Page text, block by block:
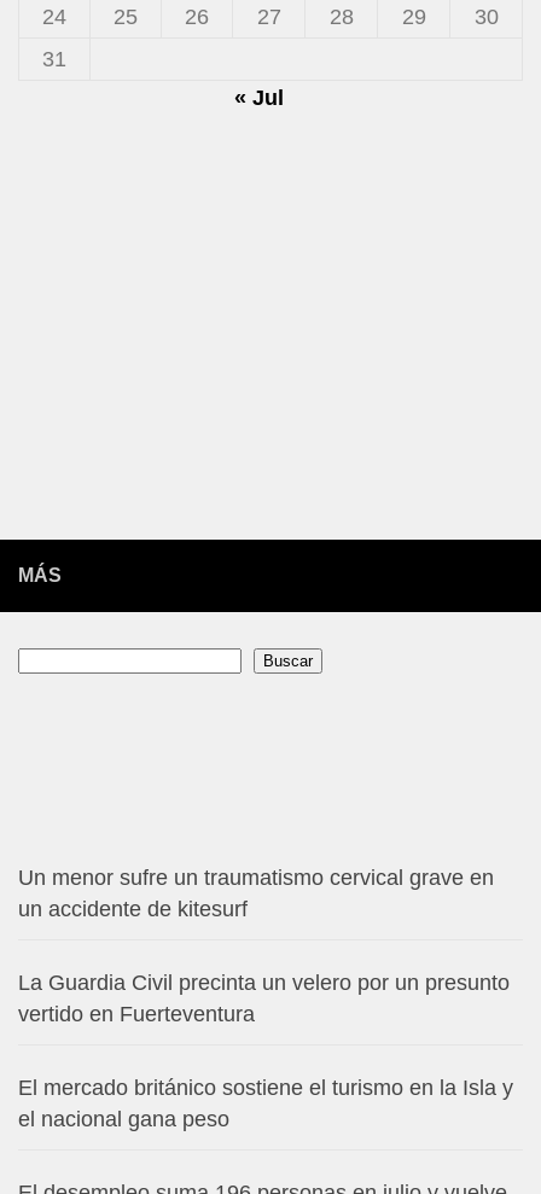
24
25 26 27 28 29
30
31
« Jul
MÁS
Buscar
Un menor sufre un traumatismo cervical grave en
un accidente de kitesurf
La Guardia Civil precinta un velero por un presunto
vertido en Fuerteventura
El mercado británico sostiene el turismo en la Isla y
el nacional gana peso